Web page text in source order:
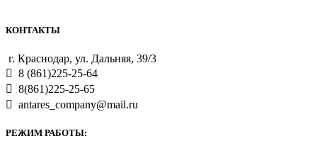
КОНТАКТЫ
г. Краснодар, ул. Дальняя, 39/3
8 (861)225-25-64
8(861)225-25-65
antares_company@mail.ru
РЕЖИМ РАБОТЫ: